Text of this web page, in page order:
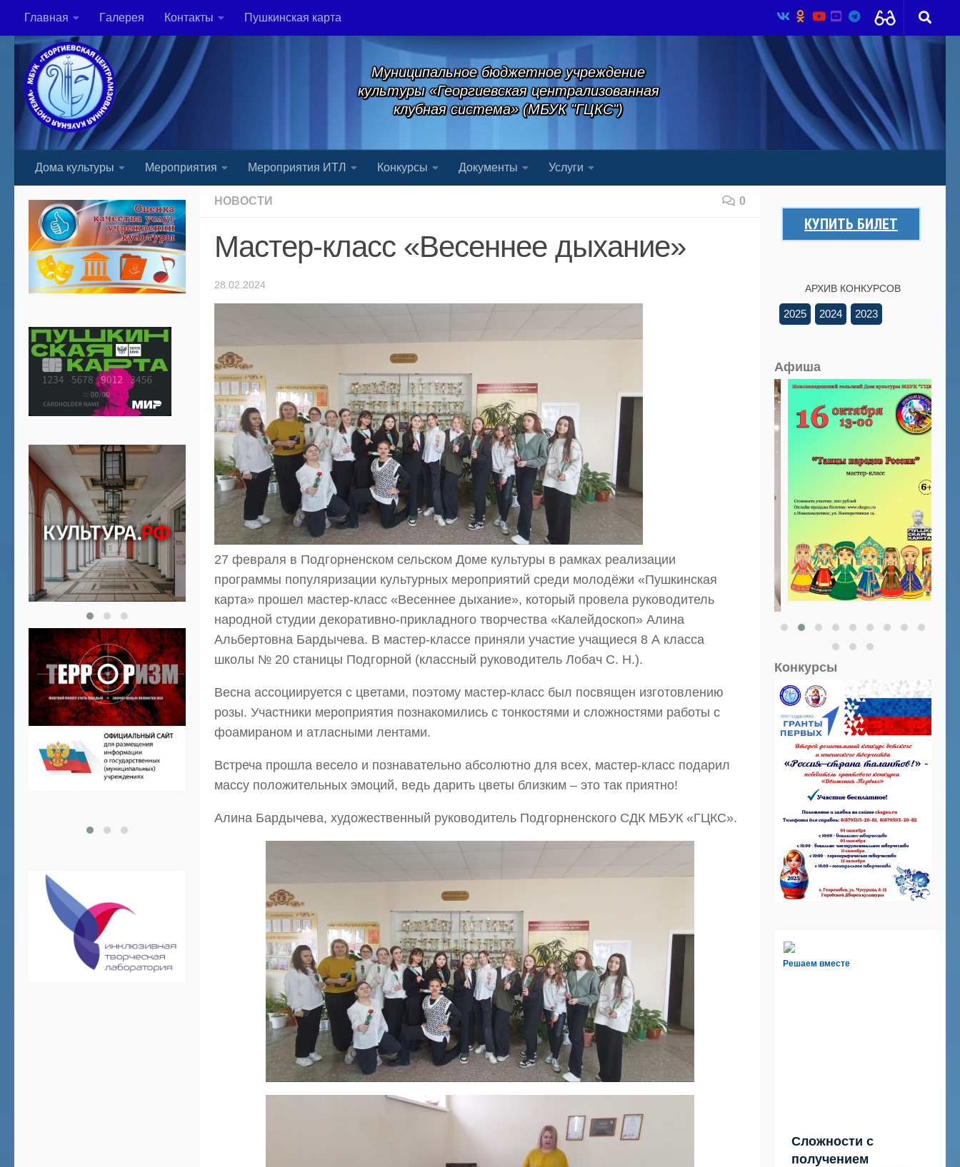
Skip to content
Главная Гaлерея Контакты Пушкинская карта
Муниципальное бюджетное учреждение
культуры «Георгиевская централизованная
клубная система» (МБУК "ГЦКС")
Дома культуры Мероприятия Мероприятия ИТЛ Конкурсы Документы Услуги
НОВОСТИ 0
Мастер-класс «Весеннее дыхание»
28.02.2024
27 февраля в Подгорненском сельском Доме культуры в рамках реализации
программы популяризации культурных мероприятий среди молодёжи «Пушкинская
карта» прошел мастер-класс «Весеннее дыхание», который провела руководитель
народной студии декоративно-прикладного творчества «Калейдоскоп» Алина
Альбертовна Бардычева. В мастер-классе приняли участие учащиеся 8 А класса
школы № 20 станицы Подгорной (классный руководитель Лобач С. Н.).
Весна ассоциируется с цветами, поэтому мастер-класс был посвящен изготовлению
розы. Участники мероприятия познакомились с тонкостями и сложностями работы с
фоамираном и атласными лентами.
Встреча прошла весело и познавательно абсолютно для всех, мастер-класс подарил
массу положительных эмоций, ведь дарить цветы близким – это так приятно!
Алина Бардычева, художественный руководитель Подгорненского СДК МБУК «ГЦКС».
КУПИТЬ БИЛЕТ
АРХИВ КОНКУРСОВ
2025 2024 2023
Афиша
Конкурсы
Решаем вместе
Сложности с
получением